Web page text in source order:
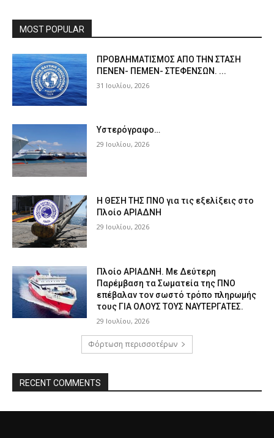
MOST POPULAR
ΠPOΒΛΗΜΑΤΙΣΜΟΣ ΑΠΟ ΤΗΝ ΣΤΑΣΗ
ΠΕΝΕΝ- ΠΕΜΕΝ- ΣΤΕΦΕΝΣΩΝ. ...
31 Ιουλίου, 2026
Υστερόγραφο…
29 Ιουλίου, 2026
Η ΘΕΣΗ ΤΗΣ ΠΝΟ για τις εξελίξεις στο
Πλοίο ΑΡΙΑΔΝΗ
29 Ιουλίου, 2026
Πλοίο ΑΡΙΑΔΝΗ. Με Δεύτερη
Παρέμβαση τα Σωματεία της ΠΝΟ
επέβαλαν τον σωστό τρόπο πληρωμής
τους ΓΙΑ ΟΛΟΥΣ ΤΟΥΣ ΝΑΥΤΕΡΓΑΤΕΣ.
29 Ιουλίου, 2026
Φόρτωση περισσοτέρων
RECENT COMMENTS